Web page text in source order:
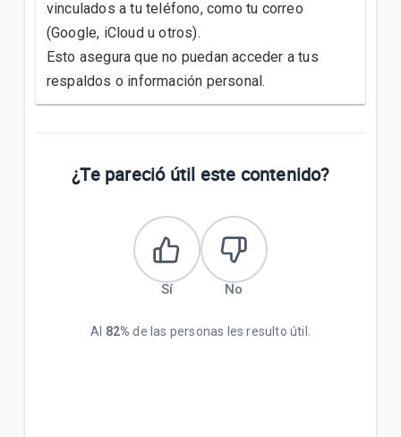
vinculados a tu teléfono, como tu correo
(Google, iCloud u otros).
Esto asegura que no puedan acceder a tus
respaldos o información personal.
¿Te pareció útil este contenido?
Sí No
Al 82% de las personas les resulto útil.